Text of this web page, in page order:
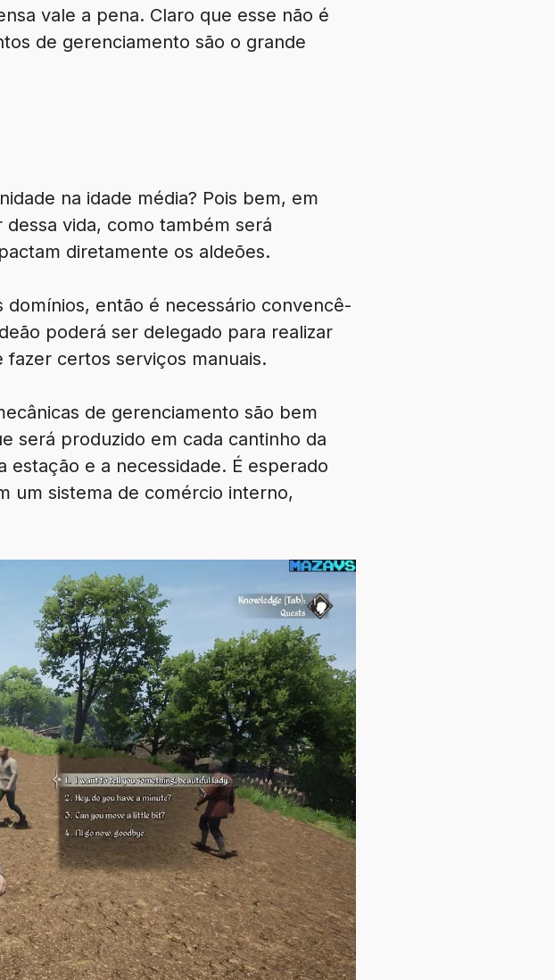
vale a pena. Claro que esse não é
de gerenciamento são o grande
na idade média? Pois bem, em
vida, como também será
diretamente os aldeões.
então é necessário convencê-
poderá ser delegado para realizar
certos serviços manuais.
de gerenciamento são bem
será produzido em cada cantinho da
e a necessidade. É esperado
um sistema de comércio interno,